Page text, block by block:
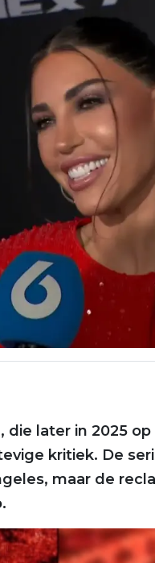
die later in 2025
kritiek. De
maar de